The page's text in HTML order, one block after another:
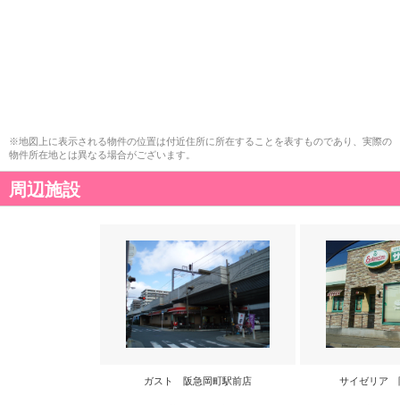
※地図上に表示される物件の位置は付近住所に所在することを表すものであり、実際の
物件所在地とは異なる場合がございます。
周辺施設
ガスト 阪急岡町駅前店 サイゼリア